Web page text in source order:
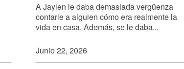
A Jaylen le daba demasiada vergüenza
contarle a alguien cómo era realmente la
vida en casa. Además, se le daba...
Junio 22, 2026